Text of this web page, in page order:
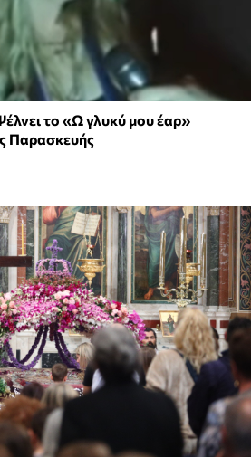
το «Ω γλυκύ μου έαρ»
Παρασκευής